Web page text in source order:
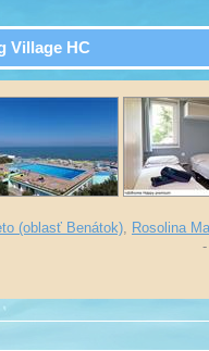
Village HC
(oblasť Benátok), Rosolina
-